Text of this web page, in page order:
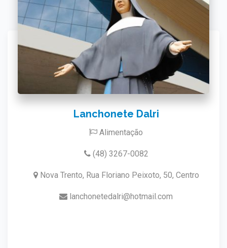
Lanchonete Dalri
Alimentação
(48) 3267-0082
Nova Trento, Rua Floriano Peixoto, 50, Centro
lanchonetedalri@hotmail.com